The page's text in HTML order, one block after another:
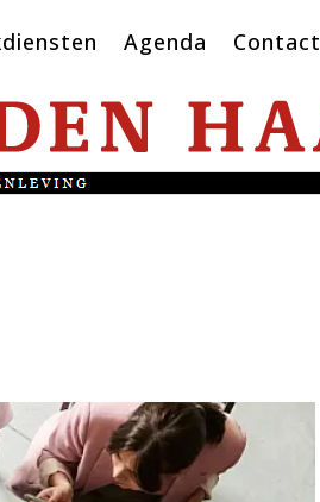
Agenda Contact